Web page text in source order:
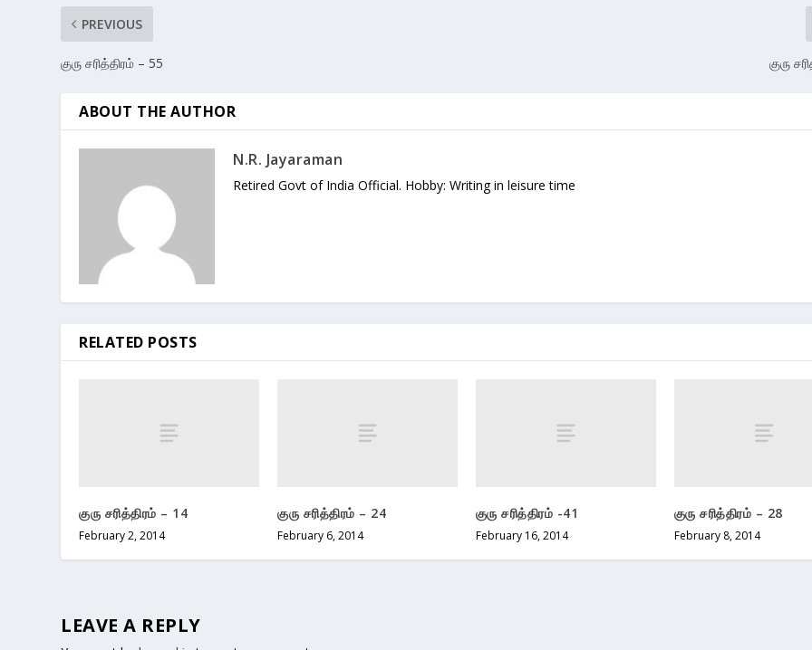
PREVIOUS
குரு சரித்திரம் – 55 குரு
ABOUT THE AUTHOR
N.R. Jayaraman
Retired Govt of India Official. Hobby: Writing in leisure time
RELATED POSTS
குரு சரித்திரம் – 14
February 2, 2014
குரு சரித்திரம் – 24
February 6, 2014
குரு சரித்திரம் -41
February 16, 2014
குரு சரித்திரம் – 28
February 8, 2014
LEAVE A REPLY